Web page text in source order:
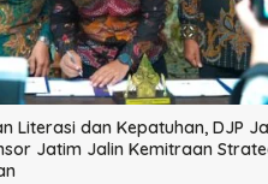
Literasi dan Kepatuhan, DJP
Jatim Jalin Kemitraan